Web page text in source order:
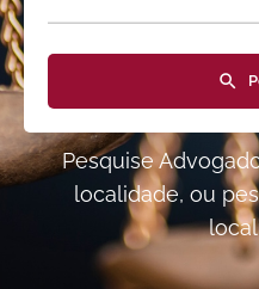
Pesquise
localidade, ou